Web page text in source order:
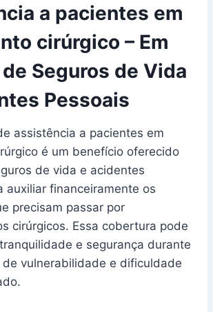
a pacientes em
cirúrgico – Em
Seguros de Vida
Pessoais
assistência a pacientes em
é um benefício oferecido
de vida e acidentes
auxiliar financeiramente os
precisam passar por
cirúrgicos. Essa cobertura pode
e segurança durante
de vulnerabilidade e dificuldade